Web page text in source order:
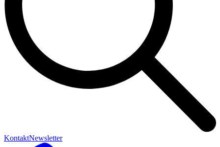
KontaktNewsletter